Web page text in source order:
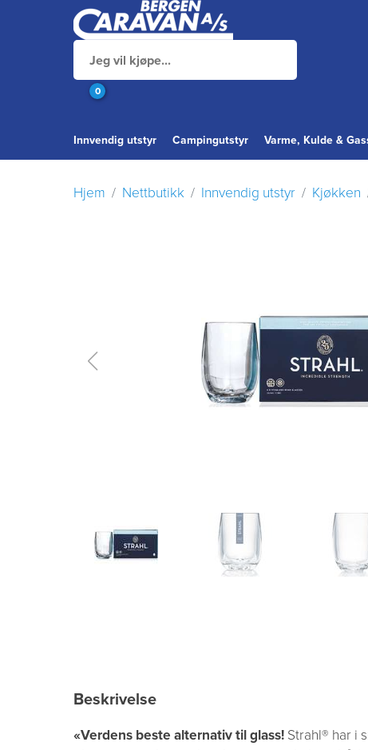
0
Innvendig utstyr Campingutstyr Varme, Kulde &
Hjem Nettbutikk Innvendig utstyr Kjøkken
Beskrivelse
«Verdens beste alternativ til glass! Strahl® har i